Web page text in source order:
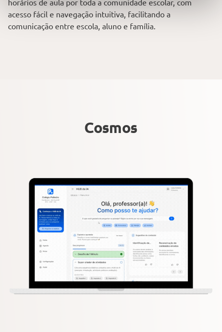
horários de aula por toda a comunidade escolar, com
acesso fácil e navegação intuitiva, facilitando a
comunicação entre escola, aluno e família.
Cosmos